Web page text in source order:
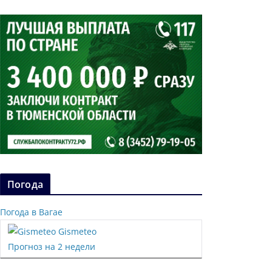
Погода
Погода в Вагае
Gismeteo
Прогноз на 2 недели